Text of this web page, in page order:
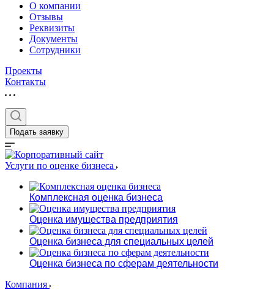
О компании
Отзывы
Реквизиты
Документы
Сотрудники
Проекты
Контакты
Подать заявку
Услуги по оценке бизнеса
Комплексная оценка бизнеса
Оценка имущества предприятия
Оценка бизнеса для специальных целей
Оценка бизнеса по сферам деятельности
Компания